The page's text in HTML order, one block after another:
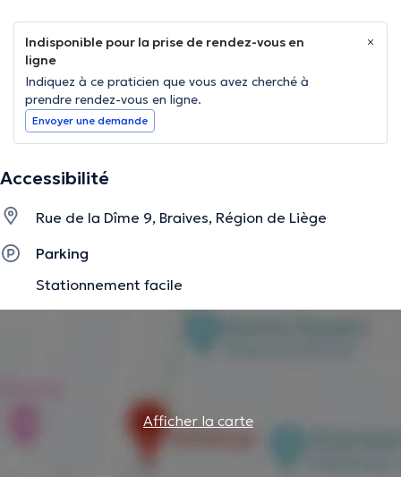
Indisponible pour la prise de rendez-vous en
ligne
Indiquez à ce praticien que vous avez cherché à
prendre rendez-vous en ligne.
Envoyer une demande
Accessibilité
Rue de la Dîme 9, Braives, Région de Liège
Parking
Stationnement facile
Afficher la carte